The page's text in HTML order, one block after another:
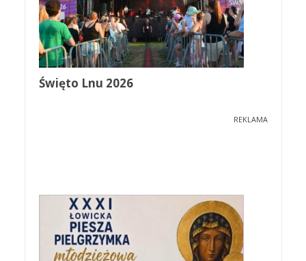
Święto Lnu 2026
REKLAMA